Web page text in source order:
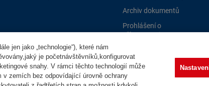
Archiv dokumentů
Prohlášení o
přístupnosti
jen jako „technologie“), které nám
je početnávštěvníků,konfigurovat
snahy. V rámci těchto technologií může
v zemích bez odpovídající úrovně ochrany